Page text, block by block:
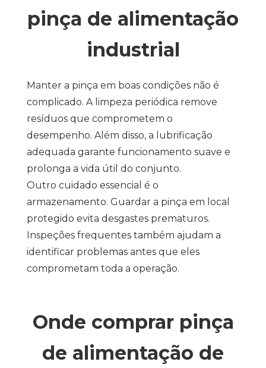
pinça de alimentação
industrial
Manter a pinça em boas condições não é
complicado. A limpeza periódica remove
resíduos que comprometem o
desempenho. Além disso, a lubrificação
adequada garante funcionamento suave e
prolonga a vida útil do conjunto.
Outro cuidado essencial é o
armazenamento. Guardar a pinça em local
protegido evita desgastes prematuros.
Inspeções frequentes também ajudam a
identificar problemas antes que eles
comprometam toda a operação.
Onde comprar pinça
de alimentação de